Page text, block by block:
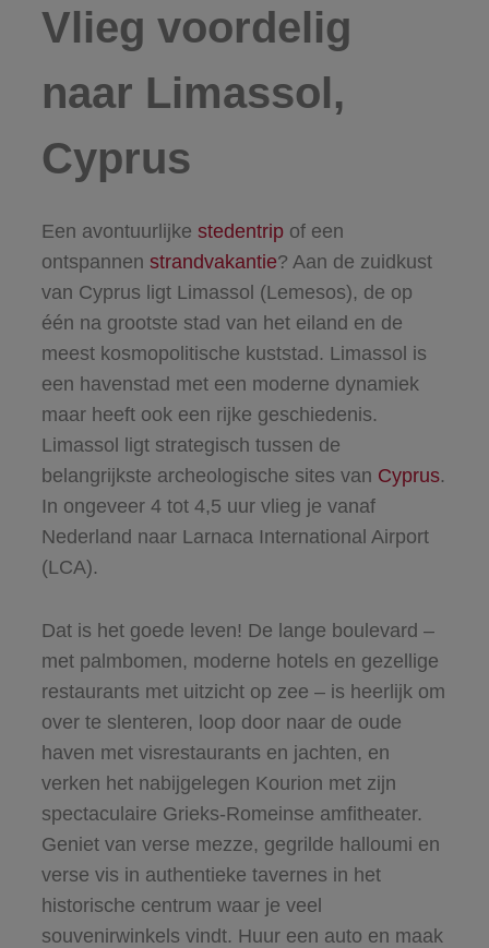
Vlieg voordelig
naar Limassol,
Cyprus
Een avontuurlijke stedentripof een
ontspannen strandvakantie? Aan de zuidkust
van Cyprus ligt Limassol (Lemesos), de op
één na grootste stad van het eiland en de
meest kosmopolitische kuststad. Limassol is
een havenstad met een moderne dynamiek
maar heeft ook een rijke geschiedenis.
Limassol ligt strategisch tussen de
belangrijkste archeologische sites van Cyprus.
In ongeveer 4 tot 4,5 uur vlieg je vanaf
Nederland naar Larnaca International Airport
(LCA).
Dat is het goede leven! De lange boulevard –
met palmbomen, moderne hotels en gezellige
restaurants met uitzicht op zee – is heerlijk om
over te slenteren, loop door naar de oude
haven met visrestaurants en jachten, en
verken het nabijgelegen Kourion met zijn
spectaculaire Grieks-Romeinse amfitheater.
Geniet van verse mezze, gegrilde halloumi en
verse vis in authentieke tavernes in het
historische centrum waar je veel
souvenirwinkels vindt. Huur een auto en maak